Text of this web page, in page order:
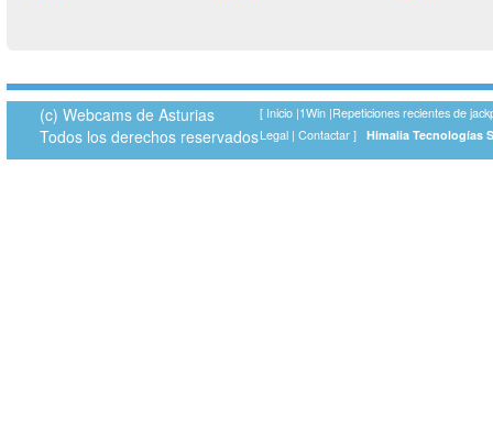
(c) Webcams de Asturias
Todos los derechos reservados
[ Inicio |1Win |Repeticiones recientes de
Legal | Contactar Himalia Tecnologías